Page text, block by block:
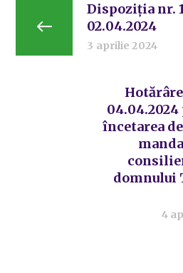
Dispoziția nr.
02.04.2024
3 aprilie 2024
încetarea
domnului
4